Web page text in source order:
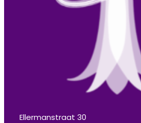
Ellermanstraat 30